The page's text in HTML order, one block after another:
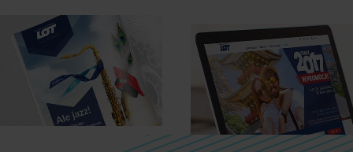
LOT Krk-
Chicago
Otwarcie
nowego
połączenia
LOT 2017
w promocji
Ogólnoświatowe
kampanie
sprzedażowe